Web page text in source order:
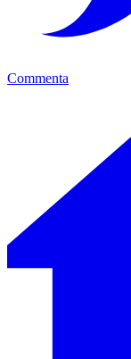
Commenta